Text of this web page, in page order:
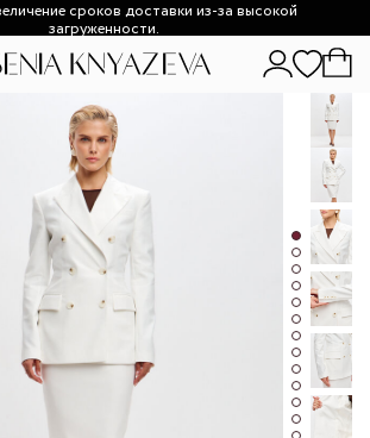
сроков доставки из-за высокой
загруженности.